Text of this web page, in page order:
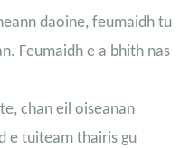
daoine, feumaidh tu
Feumaidh e a bhith nas
chan eil oiseanan
e tuiteam thairis gu